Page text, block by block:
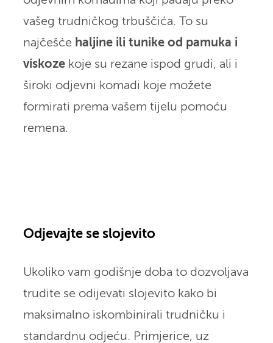
vašeg trudničkog trbuščića. To su
najčešće haljine ili tunike od pamuka i
viskozekoje su rezane ispod grudi, ali i
široki odjevni komadi koje možete
formirati prema vašem tijelu pomoću
remena.
Odjevajte se slojevito
Ukoliko vam godišnje doba to dozvoljava
trudite se odijevati slojevito kako bi
maksimalno iskombinirali trudničku i
standardnu odjeću. Primjerice, uz